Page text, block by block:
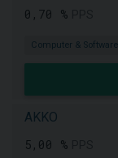
0,70 %
Computer & Software
AKKO
5,00 %